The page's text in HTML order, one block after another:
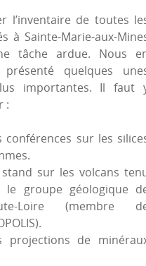
l’inventaire de toutes
à Sainte-Marie-aux-
tâche ardue. Nous
présenté quelques
importantes. Il faut
:
conférences sur les
sur les volcans
le groupe géologique
Loire (membre
projections de